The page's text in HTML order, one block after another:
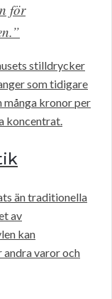
för
stilldrycker
som tidigare
kronor per
koncentrat.
än traditionella
av
kan
varor och